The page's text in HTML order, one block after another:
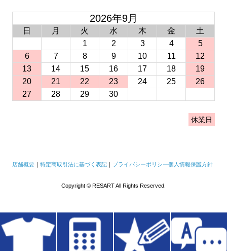
2026年9月
日 月 火 水 木 金
土
1
2 3 4
5
6
7 8 9 10 11
12
13
14 15 16 17 18
19
20
21 22 23 24 25
26
27
28 29 30
休業日
店舗概要 特定商取引法に基づく表記 プライバシーポリシー個人情報保護方針
Copyright © RESART All Rights Reserved.